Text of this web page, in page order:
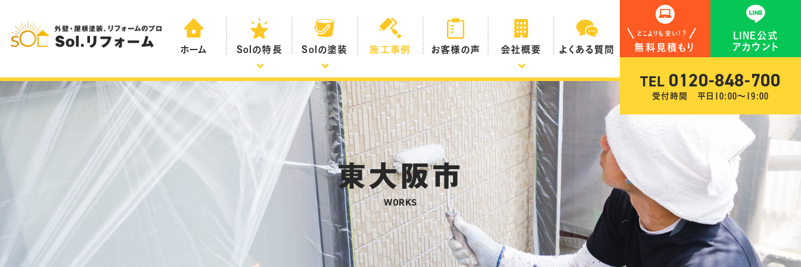
ホーム Solの特長 Solの塗装 施工事例 お客様の声 会社概要 よくある質問
どこよりも安い！？
無料見積もり
LINE公式
アカウント
TEL 0120-848-700
受付時間 平日10:00〜19:00
東大阪市
WORKS